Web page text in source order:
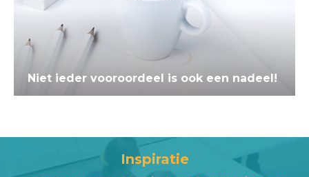
Niet ieder vooroordeel is ook een nadeel!
Inspiratie